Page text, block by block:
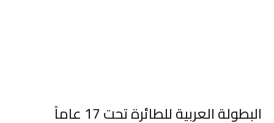
البطولة العربية للطائرة تحت 17 عاماً